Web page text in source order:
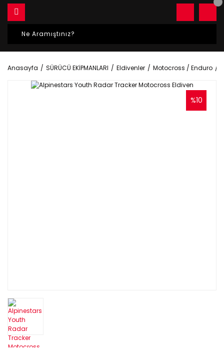
Anasayfa SÜRÜCÜ EKİPMANLARI Eldivenler Motocross / Enduro
%10